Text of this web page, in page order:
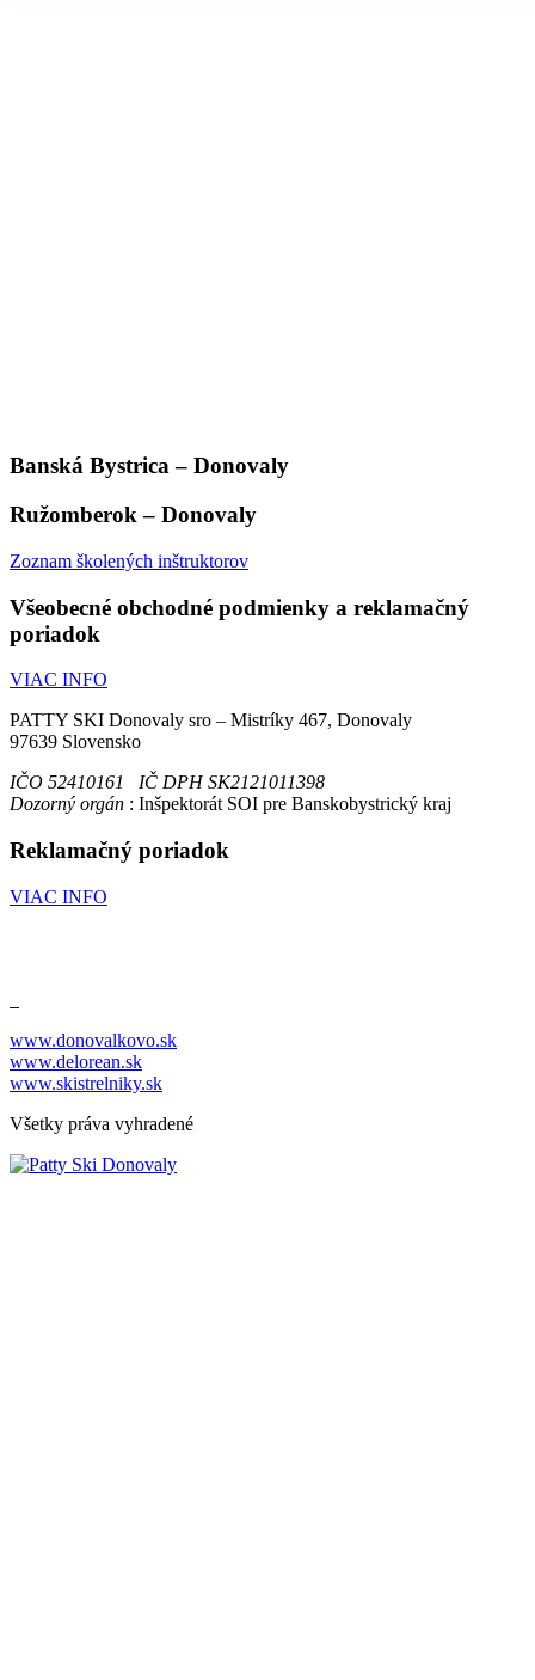
Banská Bystrica – Donovaly
Ružomberok – Donovaly
Zoznam školených inštruktorov
Všeobecné obchodné podmienky a reklamačný
poriadok
VIAC INFO
PATTY SKI Donovaly sro – Mistríky 467, Donovaly
97639 Slovensko
IČO 52410161 IČ DPH SK2121011398
Dozorný orgán : Inšpektorát SOI pre Banskobystrický kraj
Reklamačný poriadok
VIAC INFO
www.donovalkovo.sk
www.delorean.sk
www.skistrelniky.sk
Všetky práva vyhradené